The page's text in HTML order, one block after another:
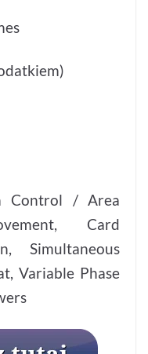
Control / Area
Card
Simultaneous
Variable Phase